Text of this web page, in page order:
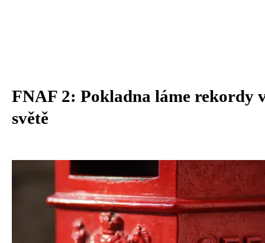
FNAF 2: Pokladna láme rekordy
světě